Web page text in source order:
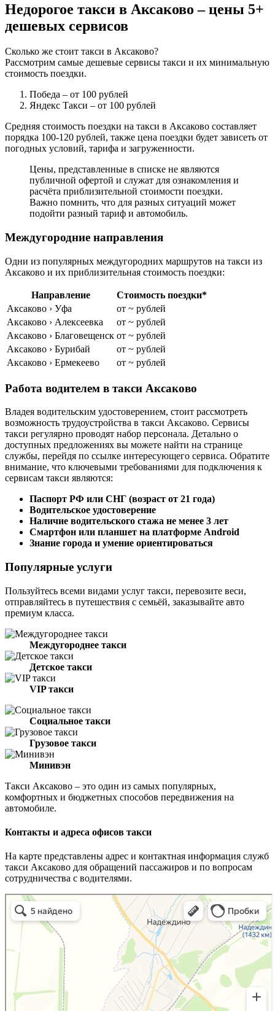
Недорогое такси в Аксаково – цены 5+
дешевых сервисов
Сколько же стоит такси в Аксаково?
Рассмотрим самые дешевые сервисы такси и их минимальную
стоимость поездки.
Победа – от 100 рублей
Яндекс Такси – от 100 рублей
Средняя стоимость поездки на такси в Аксаково составляет
порядка 100-120 рублей, также цена поездки будет зависеть от
погодных условий, тарифа и загруженности.
Цены, представленные в списке не являются
публичной офертой и служат для ознакомления и
расчёта приблизительной стоимости поездки.
Важно помнить, что для разных ситуаций может
подойти разный тариф и автомобиль.
Междугородние направления
Одни из популярных междугородних маршрутов на такси из
Аксаково и их приблизительная стоимость поездки:
Направление
Стоимость поездки*
Аксаково › Уфа
от ~ рублей
Аксаково › Алексеевка
от ~ рублей
Аксаково › Благовещенск от ~ рублей
Аксаково › Бурибай
от ~ рублей
Аксаково › Ермекеево
от ~ рублей
Работа водителем в такси Аксаково
Владея водительским удостоверением, стоит рассмотреть
возможность трудоустройства в такси Аксаково. Сервисы
такси регулярно проводят набор персонала. Детально о
доступных предложениях вы можете найти на странице
службы, перейдя по ссылке интересующего сервиса. Обратите
внимание, что ключевыми требованиями для подключения к
сервисам такси являются:
Паспорт РФ или СНГ (возраст от 21 года)
Водительское удостоверение
Наличие водительского стажа не менее 3 лет
Смартфон или планшет на платформе Android
Знание города и умение ориентироваться
Популярные услуги
Пользуйтесь всеми видами услуг такси, перевозите веси,
отправляйтесь в путешествия с семьёй, заказывайте авто
премиум класса.
Междугороднее такси
Детское такси
VIP такси
Социальное такси
Грузовое такси
Минивэн
Такси Аксаково – это один из самых популярных,
комфортных и бюджетных способов передвижения на
автомобиле.
Контакты и адреса офисов такси
На карте представлены адрес и контактная информация служб
такси Аксаково для обращений пассажиров и по вопросам
сотрудничества с водителями.